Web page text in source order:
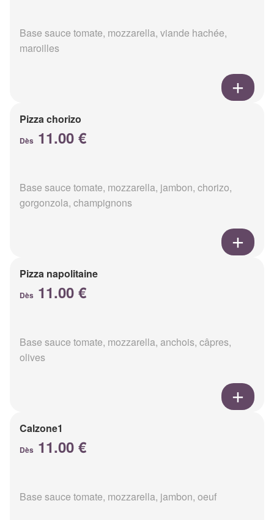
Base sauce tomate, mozzarella, viande hachée,
maroilles
Pizza chorizo
Dès 11.00 €
Base sauce tomate, mozzarella, jambon, chorizo,
gorgonzola, champignons
Pizza napolitaine
Dès 11.00 €
Base sauce tomate, mozzarella, anchois, câpres,
olives
Calzone1
Dès 11.00 €
Base sauce tomate, mozzarella, jambon, oeuf